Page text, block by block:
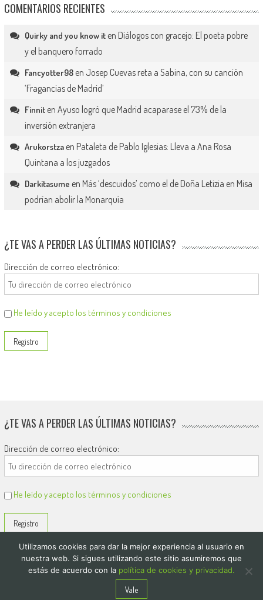
COMENTARIOS RECIENTES
Quirky and you know iten Diálogos con gracejo: El poeta pobre
y el banquero forrado
Fancyotter98en Josep Cuevas reta a Sabina, con su canción
‘Fragancias de Madrid’
Finniten Ayuso logró que Madrid acaparase el 73% de la
inversión extranjera
Arukorstzaen Pataleta de Pablo Iglesias: Lleva a Ana Rosa
Quintana a los juzgados
Darkitasume en Más ‘descuidos’ como el de Doña Letizia en Misa
podrían abolir la Monarquía
¿TE VAS A PERDER LAS ÚLTIMAS NOTICIAS?
Dirección de correo electrónico:
He leído y acepto los términos y condiciones
¿TE VAS A PERDER LAS ÚLTIMAS NOTICIAS?
Dirección de correo electrónico:
He leído y acepto los términos y condiciones
El Diario de Colón
Politica de privacidad y cookies
Utilizamos cookies para dar la mejor experiencia al usuario en
nuestra web. Si sigues utilizando este sitio asumiremos que
estás de acuerdo con la política de cookies y privacidad.
Vale